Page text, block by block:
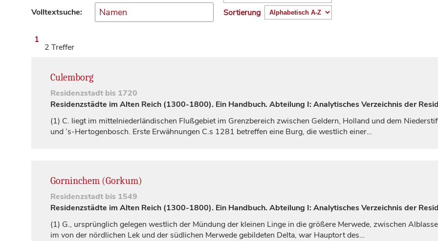
Volltextsuche: Sortierung
1
2 Treffer
Culemborg
Residenzstadt bis 1720
Residenzstädte im Alten Reich (1300-1800). Ein Handbuch. Abteilung I: Analytisches Verzeichnis der
(1) C. liegt im mittelniederländischen Flußgebiet im Grenzbereich zwischen Geldern, Holland und dem
und ’s-Hertogenbosch. Erste Erwähnungen C.s 1281 betreffen eine Burg, die westlich einer…
Gorninchem (Gorkum)
Residenzstadt bis 1549
Residenzstädte im Alten Reich (1300-1800). Ein Handbuch. Abteilung I: Analytisches Verzeichnis der
(1) G., ursprünglich gelegen westlich der Mündung der kleinen Linge in die größere Merwede, zwischen
im von der nördlichen Lek und der südlichen Merwede gebildeten Delta, war Hauptort des…